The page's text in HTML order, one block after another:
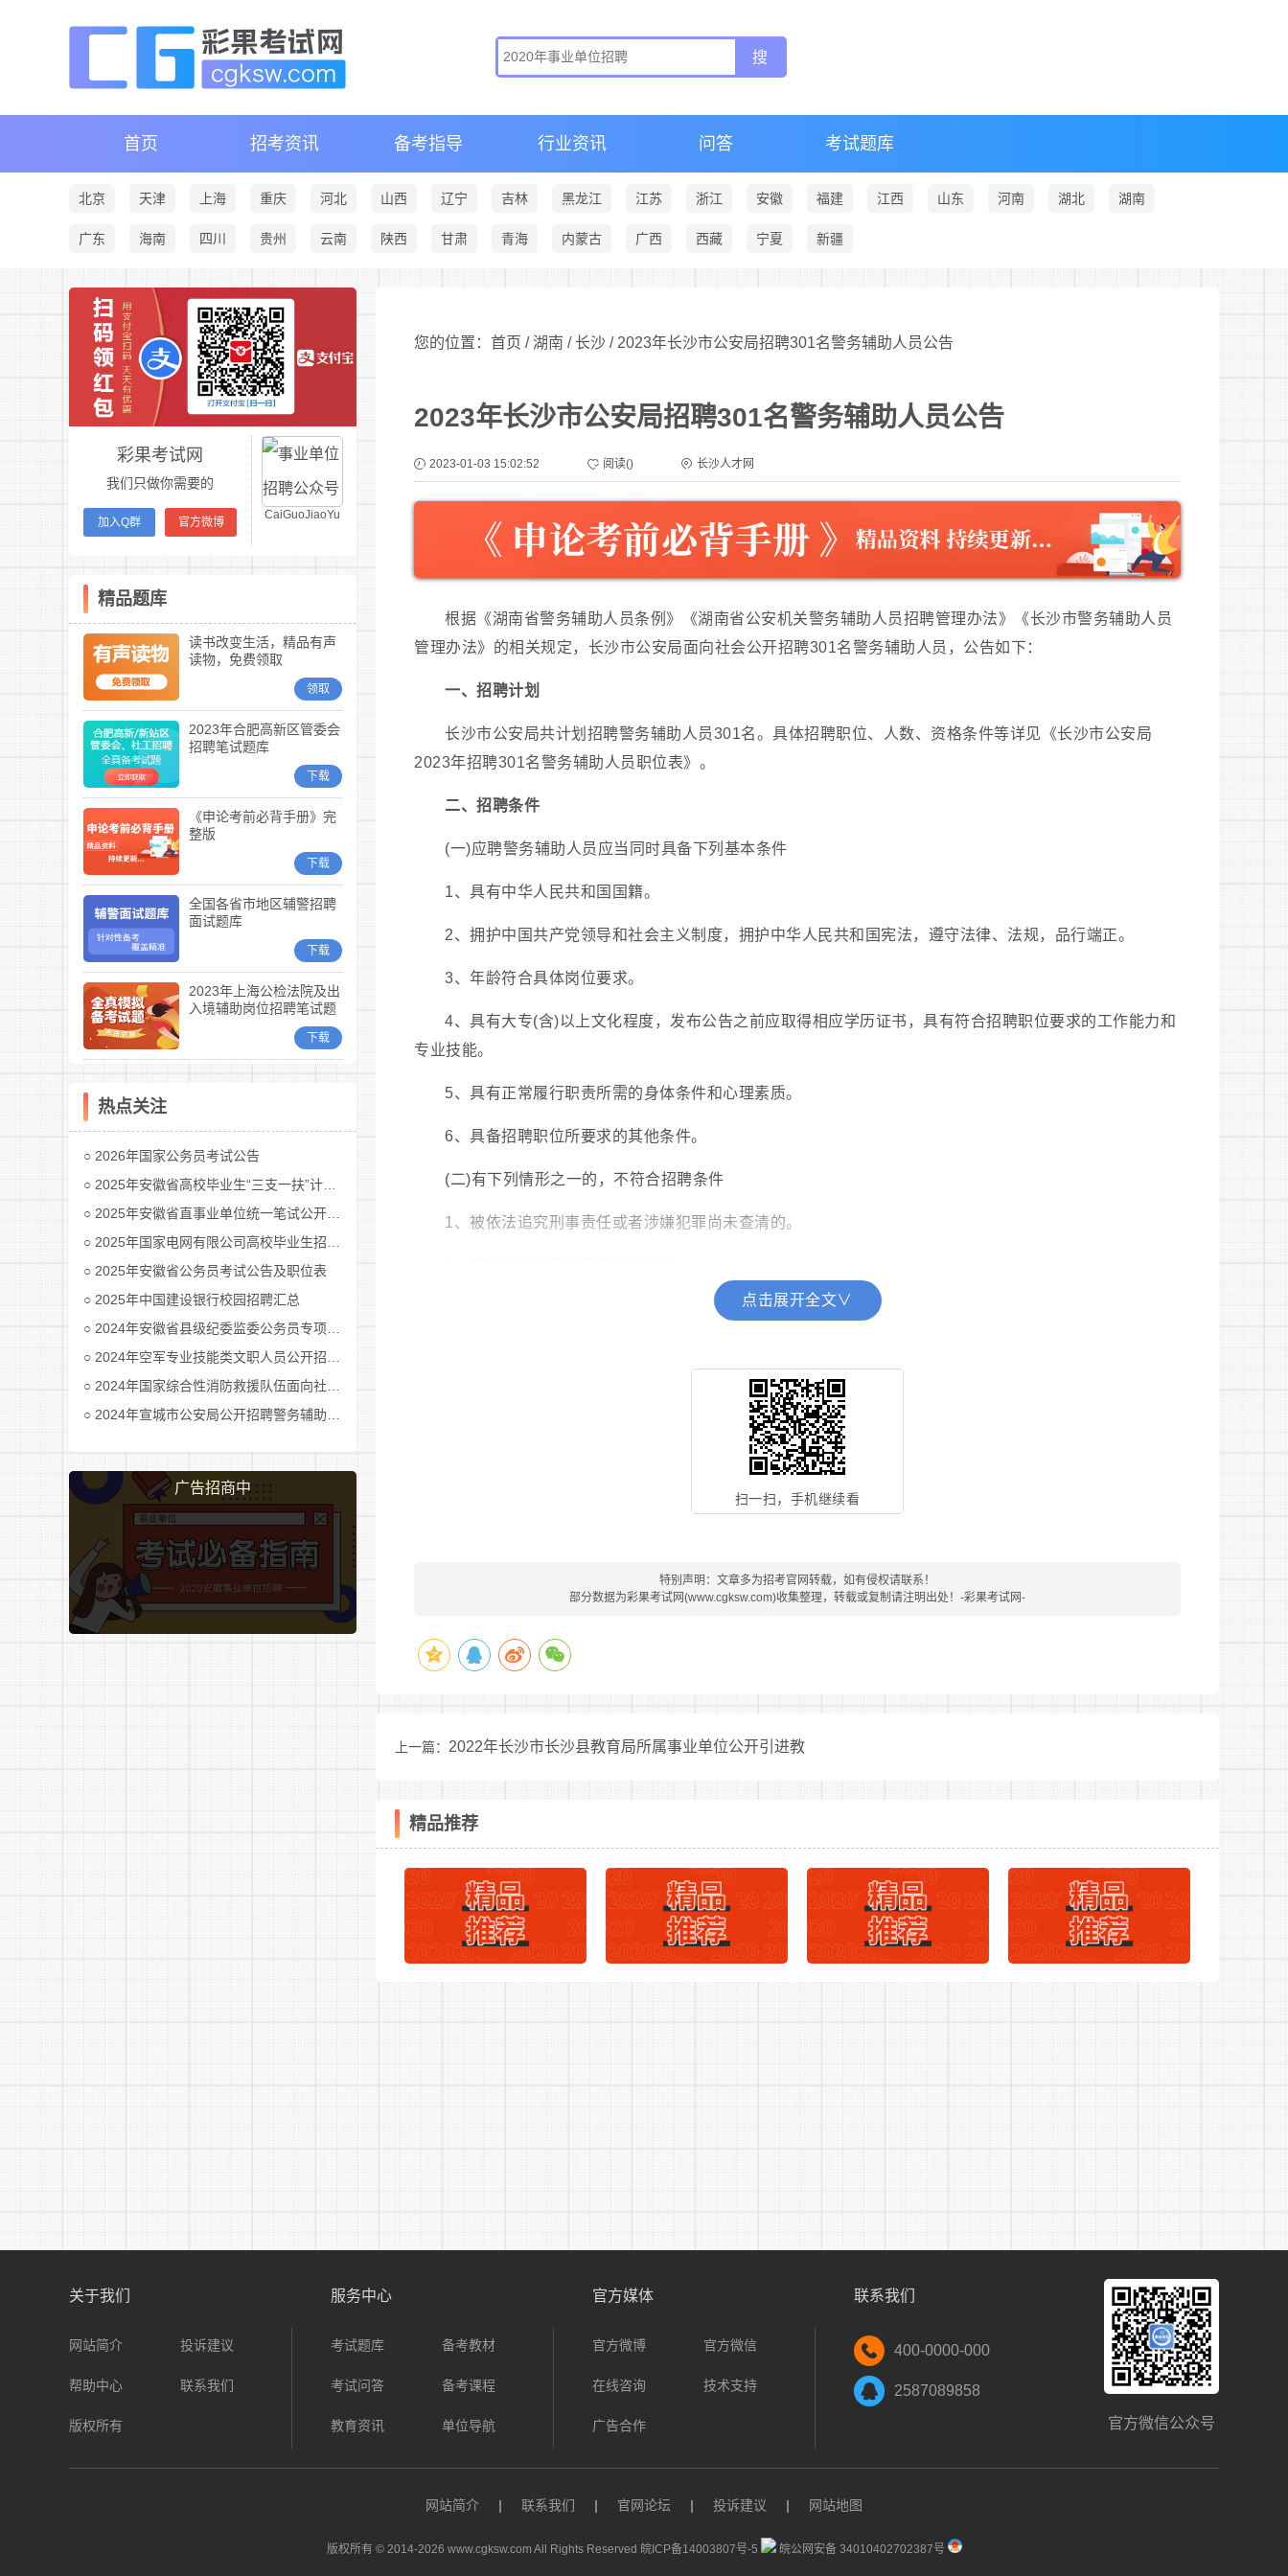
首页 招考资讯 备考指导 行业资讯 问答 考试题库
北京 天津 上海 重庆 河北 山西 辽宁 吉林 黑龙江 江苏 浙江 安徽 福建 江西 山东 河南 湖北 湖南
广东 海南 四川 贵州 云南 陕西 甘肃 青海 内蒙古 广西 西藏 宁夏 新疆
彩果考试网
我们只做你需要的
加入Q群 官方微博
CaiGuoJiaoYu
精品题库
读书改变生活，精品有声
读物，免费领取
领取
2023年合肥高新区管委会
招聘笔试题库
下载
《申论考前必背手册》完
整版
下载
全国各省市地区辅警招聘
面试题库
下载
2023年上海公检法院及出
入境辅助岗位招聘笔试题
下载
热点关注
2026年国家公务员考试公告
2025年安徽省高校毕业生“三支一扶”计划招募公告
2025年安徽省直事业单位统一笔试公开招聘工作人员公告
2025年国家电网有限公司高校毕业生招聘公告(第二批)汇总
2025年安徽省公务员考试公告及职位表
2025年中国建设银行校园招聘汇总
2024年安徽省县级纪委监委公务员专项招考公告及职位表汇总
2024年空军专业技能类文职人员公开招考公告
2024年国家综合性消防救援队伍面向社会招录消防员公告
2024年宣城市公安局公开招聘警务辅助人员公告
广告招商中
您的位置：首页 / 湖南 / 长沙 / 2023年长沙市公安局招聘301名警务辅助人员公告
2023年长沙市公安局招聘301名警务辅助人员公告
2023-01-03 15:02:52 阅读() 长沙人才网
根据《湖南省警务辅助人员条例》《湖南省公安机关警务辅助人员招聘管理办法》《长沙市警务辅助人员
管理办法》的相关规定，长沙市公安局面向社会公开招聘301名警务辅助人员，公告如下：
一、招聘计划
长沙市公安局共计划招聘警务辅助人员301名。具体招聘职位、人数、资格条件等详见《长沙市公安局
2023年招聘301名警务辅助人员职位表》。
二、招聘条件
(一)应聘警务辅助人员应当同时具备下列基本条件
1、具有中华人民共和国国籍。
2、拥护中国共产党领导和社会主义制度，拥护中华人民共和国宪法，遵守法律、法规，品行端正。
3、年龄符合具体岗位要求。
4、具有大专(含)以上文化程度，发布公告之前应取得相应学历证书，具有符合招聘职位要求的工作能力和
专业技能。
5、具有正常履行职责所需的身体条件和心理素质。
6、具备招聘职位所要求的其他条件。
(二)有下列情形之一的，不符合招聘条件
1、被依法追究刑事责任或者涉嫌犯罪尚未查清的。
3、参加非法组织、邪教组织或者从事其他危害国家安全活动的。
6、不适宜从事警务辅助人员工作的其他情形。
时进行网上资格初审，初审截止时间为2023年1月11日12:00。
员”报名系统，填写《长沙市公安局2023年招聘301名警务辅助人员报名登记表》、上传本人近期免冠2寸正面
电子照片(JPG格式，大小为10-20KB，像素高宽为170×130)。
报考人员填写的信息必须真实、准确、完整、有效，报名与参加考试时使用的有效身份证件必须一致。
(二)报考要求
报考人员只能选报一个职位，报名时应仔细阅读本公告及相关职位的资格条件。
报考人员要仔细阅读《诚信考试承诺书》，提交的报考申请材料应当真实、准确。对恶意注册报名信息、
扰乱报名秩序或提供虚假报考申请材料的，一经查实，即取消报考资格。对报考人员的审查包括报名时网上资
通过网上报名和现场资格审查的报考人员，请自行在报名网站下载并打印准考证，打印准考证时间另行通
知。
四、考试内容、时间和地点
(一)笔试
1、笔试内容：行政职业能力测验
2、笔试时间和地点：以准考证为准
报考人员应按照准考证上的时间、地点和要求参加考试，具体要求详见笔试通知。
点击展开全文∨
扫一扫，手机继续看
特别声明：文章多为招考官网转载，如有侵权请联系！
部分数据为彩果考试网(www.cgksw.com)收集整理，转载或复制请注明出处！-彩果考试网-
上一篇： 2022年长沙市长沙县教育局所属事业单位公开引进教
育人才简章
精品推荐
关于我们
网站简介 投诉建议
帮助中心 联系我们
版权所有
服务中心
考试题库 备考教材
考试问答 备考课程
教育资讯 单位导航
官方媒体
官方微博 官方微信
在线咨询 技术支持
广告合作
联系我们
400-0000-000
2587089858
官方微信公众号
网站简介 | 联系我们 | 官网论坛 | 投诉建议 | 网站地图
版权所有 © 2014-2026 www.cgksw.com All Rights Reserved 皖ICP备14003807号-5 皖公网安备 34010402702387号